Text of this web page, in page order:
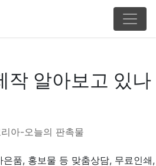
작 알아보고 있나
품, 홍보물 등 맞춤상담, 무료인쇄,